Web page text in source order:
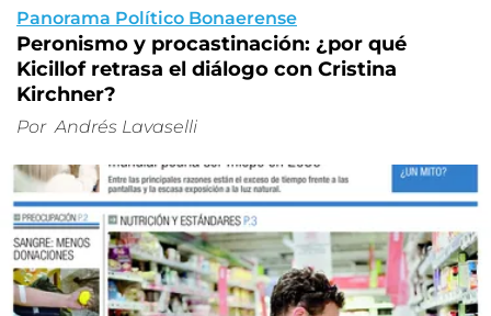
Panorama Político Bonaerense
Peronismo y procastinación: ¿por qué
Kicillof retrasa el diálogo con Cristina
Kirchner?
Por Andrés Lavaselli